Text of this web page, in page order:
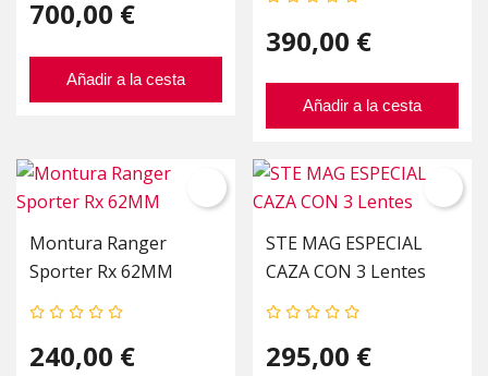
700,00 €
Añadir a la cesta
390,00 €
Añadir a la cesta
Montura Ranger
Sporter Rx 62MM
240,00 €
STE MAG ESPECIAL
CAZA CON 3 Lentes
295,00 €